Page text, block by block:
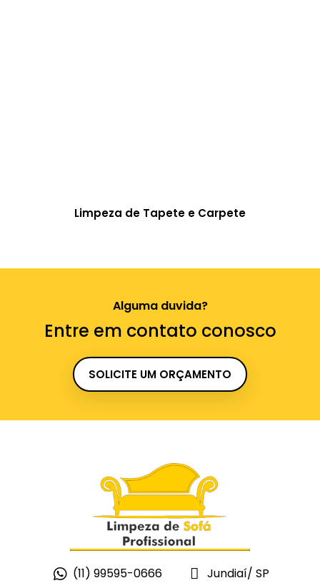
Limpeza de Tapete e Carpete
Alguma duvida?
Entre em contato conosco
SOLICITE UM ORÇAMENTO
(11) 99595-0666 Jundiaí/ SP